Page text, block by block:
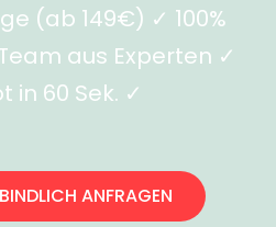
(ab 149€) ✓ 100%
aus Experten ✓
in 60 Sek. ✓
ANFRAGEN